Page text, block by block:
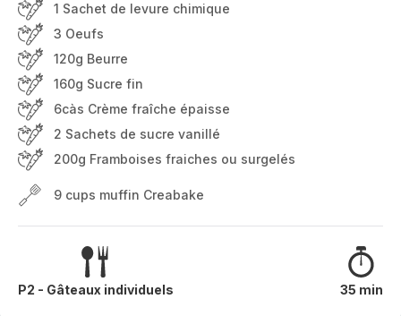
1 Sachet de levure chimique
3 Oeufs
120g Beurre
160g Sucre fin
6càs Crème fraîche épaisse
2 Sachets de sucre vanillé
200g Framboises fraiches ou surgelés
9 cups muffin Creabake
P2 - Gâteaux individuels 35 min